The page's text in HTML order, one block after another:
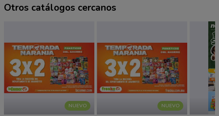
Otros catálogos cercanos
NUEVO NUEVO